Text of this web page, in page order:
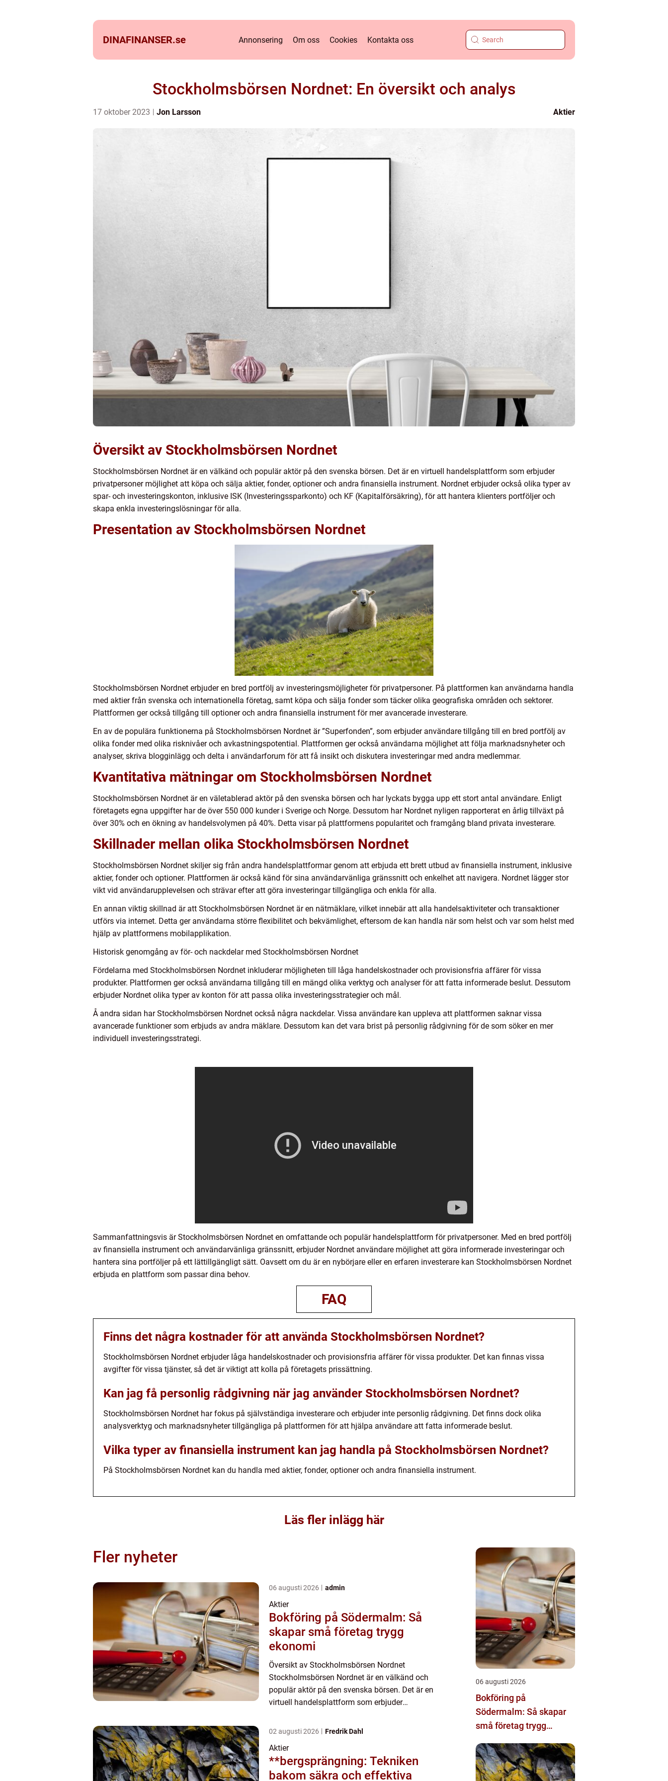
DINAFINANSER.se Annonsering Om oss Cookies Kontakta oss
Stockholmsbörsen Nordnet: En översikt och analys
17 oktober 2023 Jon Larsson Aktier
Översikt av Stockholmsbörsen Nordnet
Stockholmsbörsen Nordnet är en välkänd och populär aktör på den svenska börsen. Det är en virtuell handelsplattform som erbjuder
privatpersoner möjlighet att köpa och sälja aktier, fonder, optioner och andra finansiella instrument. Nordnet erbjuder också olika typer av
spar- och investeringskonton, inklusive ISK (Investeringssparkonto) och KF (Kapitalförsäkring), för att hantera klienters portföljer och
skapa enkla investeringslösningar för alla.
Presentation av Stockholmsbörsen Nordnet
Stockholmsbörsen Nordnet erbjuder en bred portfölj av investeringsmöjligheter för privatpersoner. På plattformen kan användarna handla
med aktier från svenska och internationella företag, samt köpa och sälja fonder som täcker olika geografiska områden och sektorer.
Plattformen ger också tillgång till optioner och andra finansiella instrument för mer avancerade investerare.
En av de populära funktionerna på Stockholmsbörsen Nordnet är ”Superfonden”, som erbjuder användare tillgång till en bred portfölj av
olika fonder med olika risknivåer och avkastningspotential. Plattformen ger också användarna möjlighet att följa marknadsnyheter och
analyser, skriva blogginlägg och delta i användarforum för att få insikt och diskutera investeringar med andra medlemmar.
Kvantitativa mätningar om Stockholmsbörsen Nordnet
Stockholmsbörsen Nordnet är en väletablerad aktör på den svenska börsen och har lyckats bygga upp ett stort antal användare. Enligt
företagets egna uppgifter har de över 550 000 kunder i Sverige och Norge. Dessutom har Nordnet nyligen rapporterat en årlig tillväxt på
över 30% och en ökning av handelsvolymen på 40%. Detta visar på plattformens popularitet och framgång bland privata investerare.
Skillnader mellan olika Stockholmsbörsen Nordnet
Stockholmsbörsen Nordnet skiljer sig från andra handelsplattformar genom att erbjuda ett brett utbud av finansiella instrument, inklusive
aktier, fonder och optioner. Plattformen är också känd för sina användarvänliga gränssnitt och enkelhet att navigera. Nordnet lägger stor
vikt vid användarupplevelsen och strävar efter att göra investeringar tillgängliga och enkla för alla.
En annan viktig skillnad är att Stockholmsbörsen Nordnet är en nätmäklare, vilket innebär att alla handelsaktiviteter och transaktioner
utförs via internet. Detta ger användarna större flexibilitet och bekvämlighet, eftersom de kan handla när som helst och var som helst med
hjälp av plattformens mobilapplikation.
Historisk genomgång av för- och nackdelar med Stockholmsbörsen Nordnet
Fördelarna med Stockholmsbörsen Nordnet inkluderar möjligheten till låga handelskostnader och provisionsfria affärer för vissa
produkter. Plattformen ger också användarna tillgång till en mängd olika verktyg och analyser för att fatta informerade beslut. Dessutom
erbjuder Nordnet olika typer av konton för att passa olika investeringsstrategier och mål.
Å andra sidan har Stockholmsbörsen Nordnet också några nackdelar. Vissa användare kan uppleva att plattformen saknar vissa
avancerade funktioner som erbjuds av andra mäklare. Dessutom kan det vara brist på personlig rådgivning för de som söker en mer
individuell investeringsstrategi.
Sammanfattningsvis är Stockholmsbörsen Nordnet en omfattande och populär handelsplattform för privatpersoner. Med en bred portfölj
av finansiella instrument och användarvänliga gränssnitt, erbjuder Nordnet användare möjlighet att göra informerade investeringar och
hantera sina portföljer på ett lättillgängligt sätt. Oavsett om du är en nybörjare eller en erfaren investerare kan Stockholmsbörsen Nordnet
erbjuda en plattform som passar dina behov.
FAQ
Finns det några kostnader för att använda Stockholmsbörsen Nordnet?
Stockholmsbörsen Nordnet erbjuder låga handelskostnader och provisionsfria affärer för vissa produkter. Det kan finnas vissa
avgifter för vissa tjänster, så det är viktigt att kolla på företagets prissättning.
Kan jag få personlig rådgivning när jag använder Stockholmsbörsen Nordnet?
Stockholmsbörsen Nordnet har fokus på självständiga investerare och erbjuder inte personlig rådgivning. Det finns dock olika
analysverktyg och marknadsnyheter tillgängliga på plattformen för att hjälpa användare att fatta informerade beslut.
Vilka typer av finansiella instrument kan jag handla på Stockholmsbörsen Nordnet?
På Stockholmsbörsen Nordnet kan du handla med aktier, fonder, optioner och andra finansiella instrument.
Läs fler inlägg här
Fler nyheter
06 augusti 2026 admin
Aktier
Bokföring på Södermalm: Så
skapar små företag trygg
ekonomi
Översikt av Stockholmsbörsen Nordnet
Stockholmsbörsen Nordnet är en välkänd och
populär aktör på den svenska börsen. Det är en
virtuell handelsplattform som erbjuder
fonder, optioner och andra finan...
02 augusti 2026 Fredrik Dahl
Aktier
**bergsprängning: Tekniken
bakom säkra och effektiva
06 augusti 2026
Bokföring på
Södermalm: Så skapar
små företag trygg